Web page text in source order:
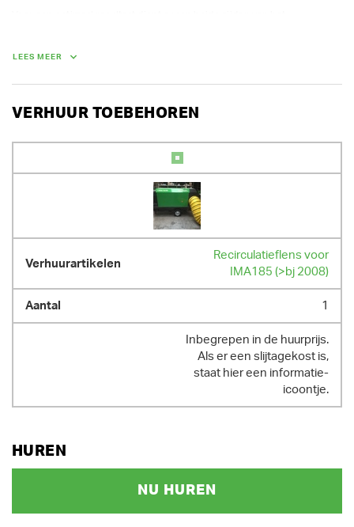
LEES MEER
VERHUUR TOEBEHOREN
Recirculatieflens voor
IMA185 (>bj 2008)
1
Inbegrepen in de huurprijs.
Als er een slijtagekost is,
staat hier een informatie-
icoontje.
HUREN
NU HUREN